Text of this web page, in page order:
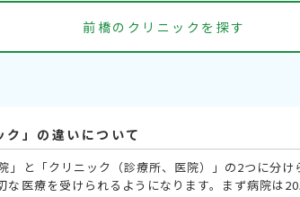
前橋のクリニックを探す
ク」の違いについて
」と「クリニック（診療所、医院）」の2つに分
な医療を受けられるようになります。まず病院は